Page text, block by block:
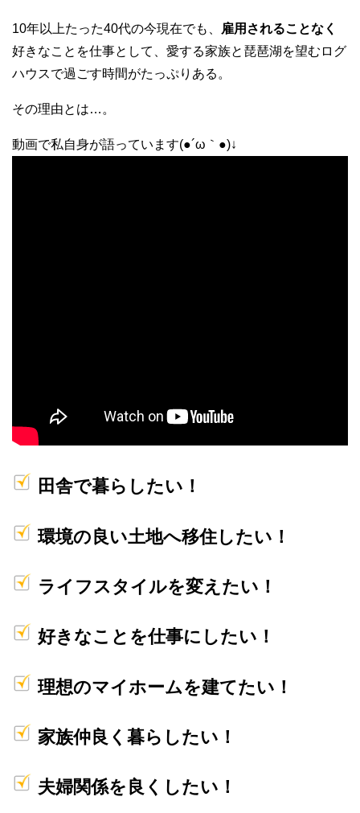
10年以上たった40代の今現在でも、
雇用されることなく
好きなことを仕事として、愛する家族と琵琶湖を望むログ
ハウスで過ごす時間がたっぷりある。
その理由とは…。
動画で私自身が語っています(●´ω｀●)↓
田舎で暮らしたい！
環境の良い土地へ移住したい！
ライフスタイルを変えたい！
好きなことを仕事にしたい！
理想のマイホームを建てたい！
家族仲良く暮らしたい！
夫婦関係を良くしたい！